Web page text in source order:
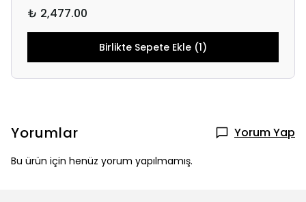
₺ 2,477.00
Birlikte Sepete Ekle (1)
Yorumlar Yorum Yap
Bu ürün için henüz yorum yapılmamış.